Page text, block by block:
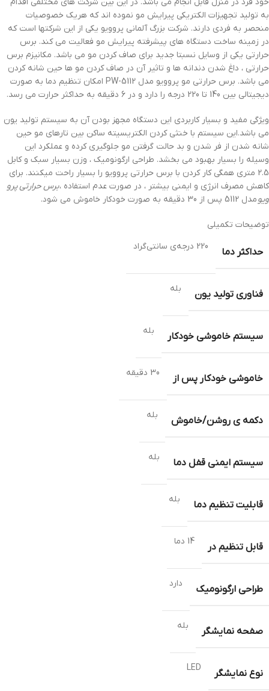
خود فرد در منزل قابل انجام می باشد. در این بین شرکت های مختلفی اقدام
به تولید تجهیزات الکتریکی پیرایش مو نموده اند که هریک خصوصیات
منحصر به فردی دارند. شرکت بزرگ آلمانی پروویو یکی از این شرکتها است که
در زمینه ساخت دستگاه های پیشرفته پیرایش مو فعالیت می کند. برس
حرارتی یکی از وسایل نسبتا جدید برای صاف کردن مو می باشد. مکانیزم برس
حرارتی ، داغ شدن دندانه ها و تاثیر آن در صاف کردن مو ها حین شانه کردن
می باشد. برس حرارتی مو پروویو مدل PW-5112 امکان تنظیم دما به صورت
دیجیتالی بین 140 تا 220 درجه را دارد و در 6 دقیقه به حداکثر حرارت می رسد.
ویژگی مفید و بسیار کاربردی این دستگاه مجهز بودن آن به سیستم تولید یون
می باشد.این سیستم با خنثی کردن الکتریسیته ساکن بین تارهای مو حین
شانه شدن از فر شدن و بد حالت گرفتن مو جلوگیری کرده و عملکرد این
وسیله را بسیار بهبود می بخشد. طراحی ارگونومیک ، وزن بسیار سبک و کابل
2.5 متری همگی کار کردن با برس حرارتی پروویو را بسیار راحت میکنند. برای
کاهش مصرف انرژی و ایمنی بیشتر ، در صورت عدم استفاده ،برس حرارتی پرو
ویومدل 5112 پس از 30 دقیقه به صورت خودکار خاموش می شود.
توضیحات تکمیلی
حداکثر دما 220 درجه‌ی سانتی‌گراد
فناوری تولید یون بله
سیستم خاموشی خودکار بله
خاموشی خودکار پس از 30 دقیقه
دکمه ی روشن/خاموش بله
سیستم ایمنی قفل دما بله
قابلیت تنظیم دما بله
قابل تنظیم در 14 دما
طراحی ارگونومیک دارد
صفحه نمایشگر بله
نوع نمایشگر LED